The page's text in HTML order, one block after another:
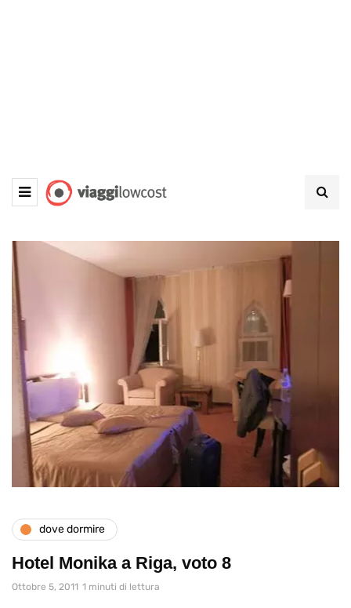
dove dormire
Hotel Monika a Riga, voto 8
Ottobre 5, 2011 1 minuti di lettura